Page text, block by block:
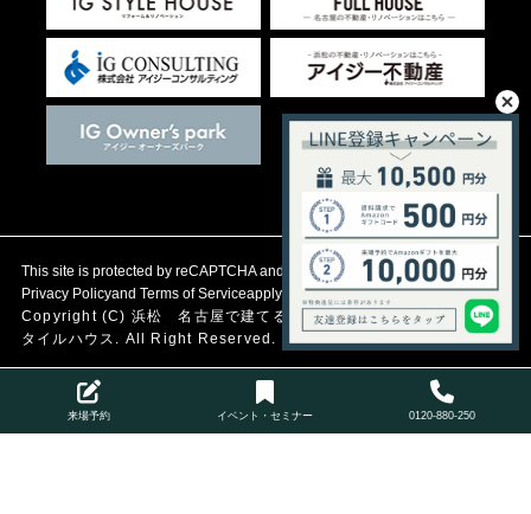
This site is protected by reCAPTCHA and the Google
Privacy Policyand Terms of Serviceapply.
Copyright (C) 浜松 名古屋で建てる自然素材の注文住宅アイジース
タイルハウス. All Right Reserved.
来場予約 イベント・セミナー 0120-880-250